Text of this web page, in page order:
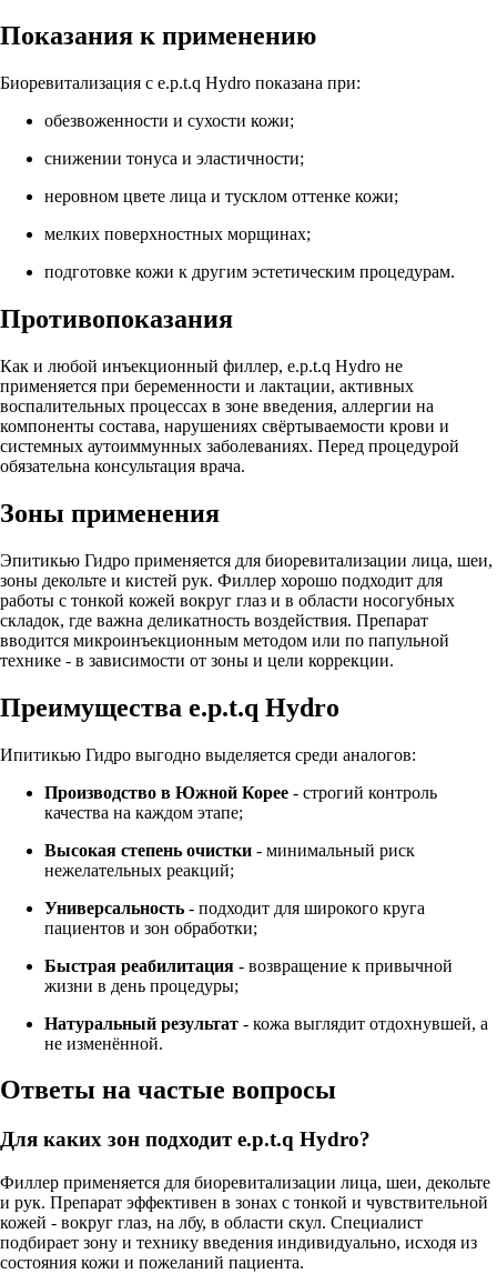
Показания к применению
Биоревитализация с e.p.t.q Hydro показана при:
обезвоженности и сухости кожи;
снижении тонуса и эластичности;
неровном цвете лица и тусклом оттенке кожи;
мелких поверхностных морщинах;
подготовке кожи к другим эстетическим процедурам.
Противопоказания
Как и любой инъекционный филлер, e.p.t.q Hydro не
применяется при беременности и лактации, активных
воспалительных процессах в зоне введения, аллергии на
компоненты состава, нарушениях свёртываемости крови и
системных аутоиммунных заболеваниях. Перед процедурой
обязательна консультация врача.
Зоны применения
Эпитикью Гидро применяется для биоревитализации лица, шеи,
зоны декольте и кистей рук. Филлер хорошо подходит для
работы с тонкой кожей вокруг глаз и в области носогубных
складок, где важна деликатность воздействия. Препарат
вводится микроинъекционным методом или по папульной
технике - в зависимости от зоны и цели коррекции.
Преимущества e.p.t.q Hydro
Ипитикью Гидро выгодно выделяется среди аналогов:
Производство в Южной Корее - строгий контроль
качества на каждом этапе;
Высокая степень очистки - минимальный риск
нежелательных реакций;
Универсальность - подходит для широкого круга
пациентов и зон обработки;
Быстрая реабилитация - возвращение к привычной
жизни в день процедуры;
Натуральный результат - кожа выглядит отдохнувшей, а
не изменённой.
Ответы на частые вопросы
Для каких зон подходит e.p.t.q Hydro?
Филлер применяется для биоревитализации лица, шеи, декольте
и рук. Препарат эффективен в зонах с тонкой и чувствительной
кожей - вокруг глаз, на лбу, в области скул. Специалист
подбирает зону и технику введения индивидуально, исходя из
состояния кожи и пожеланий пациента.